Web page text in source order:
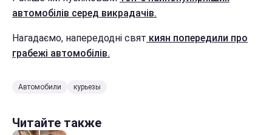
автомобілів серед викрадачів.
Нагадаємо, напередодні свят киян попередили про
грабежі автомобілів.
Автомобили курьезы
Читайте также